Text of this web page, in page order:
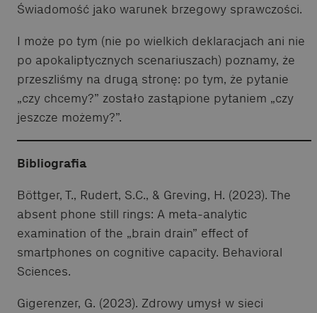
Świadomość jako warunek brzegowy sprawczości.
I może po tym (nie po wielkich deklaracjach ani nie
po apokaliptycznych scenariuszach) poznamy, że
przeszliśmy na drugą stronę: po tym, że pytanie
„czy chcemy?” zostało zastąpione pytaniem „czy
jeszcze możemy?”.
Bibliografia
Böttger, T., Rudert, S.C., & Greving, H. (2023). The
absent phone still rings: A meta-analytic
examination of the „brain drain” effect of
smartphones on cognitive capacity. Behavioral
Sciences.
Gigerenzer, G. (2023). Zdrowy umysł w sieci